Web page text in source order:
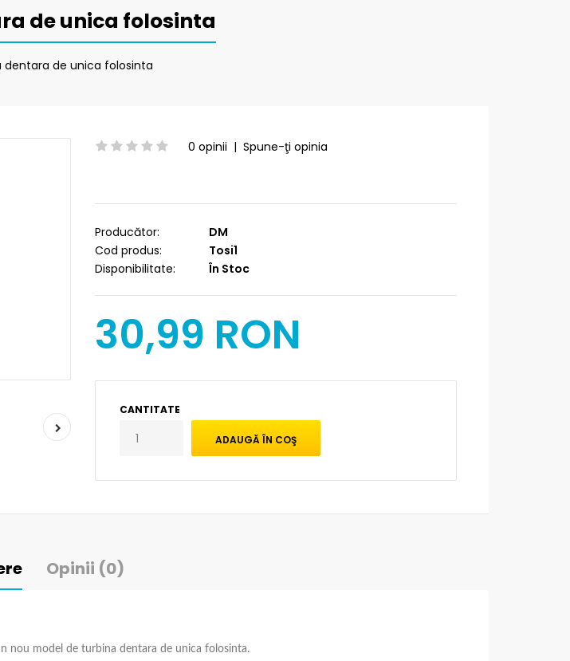
de unica folosinta
dentara de unica folosinta
0 opinii | Spune-ţi opinia
Producător:
DM
Cod produs:
Tosi1
Disponibilitate:
În Stoc
30,99 RON
CANTITATE
Opinii (0)
nou model de turbina dentara de unica folosinta.